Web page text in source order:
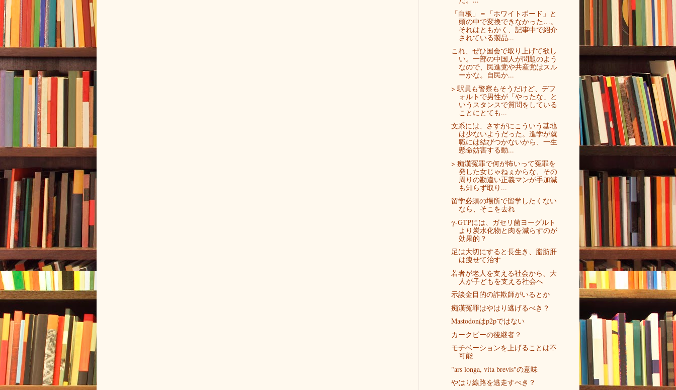
「白板」＝「ホワイトボード」と
頭の中で変換できなかった…。
それはともかく、記事中で紹介
されている製品...
これ、ぜひ国会で取り上げて欲し
い。一部の中国人が問題のよう
なので、民進党や共産党はスル
ーかな。自民か...
> 駅員も警察もそうだけど、デフ
ォルトで男性が「やったな」と
いうスタンスで質問をしている
ことにとても...
文系には、さすがにこういう基地
は少ないようだった。進学が就
職には結びつかないから、一生
懸命妨害する動...
> 痴漢冤罪で何が怖いって冤罪を
発した女じゃねぇからな、その
周りの勘違い正義マンが手加減
も知らず取り...
留学必須の場所で留学したくない
なら、そこを去れ
γ-GTPには、ガセリ菌ヨーグルト
より炭水化物と肉を減らすのが
効果的？
足は大切にすると長生き、脂肪肝
は痩せて治す
若者が老人を支える社会から、大
人が子どもを支える社会へ
示談金目的の詐欺師がいるとか
痴漢冤罪はやはり逃げるべき？
Mastodonはp2pではない
カークビーの後継者？
モチベーションを上げることは不
可能
"ars longa, vita brevis"の意味
やはり線路を逃走すべき？